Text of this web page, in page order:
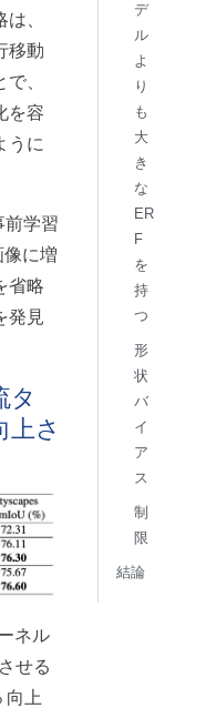
、
移動
、
を容
うに
前学習
に増
省略
発見
タ
さ
ネル
せる
向上
デ
ル
よ
り
も
大
き
な
ER
F
を
持
つ
形
状
バ
イ
ア
ス
制
限
結論